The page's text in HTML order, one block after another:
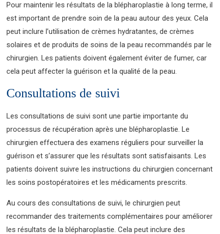
Pour maintenir les résultats de la blépharoplastie à long terme, il
est important de prendre soin de la peau autour des yeux. Cela
peut inclure l’utilisation de crèmes hydratantes, de crèmes
solaires et de produits de soins de la peau recommandés par le
chirurgien. Les patients doivent également éviter de fumer, car
cela peut affecter la guérison et la qualité de la peau.
Consultations de suivi
Les consultations de suivi sont une partie importante du
processus de récupération après une blépharoplastie. Le
chirurgien effectuera des examens réguliers pour surveiller la
guérison et s’assurer que les résultats sont satisfaisants. Les
patients doivent suivre les instructions du chirurgien concernant
les soins postopératoires et les médicaments prescrits.
Au cours des consultations de suivi, le chirurgien peut
recommander des traitements complémentaires pour améliorer
les résultats de la blépharoplastie. Cela peut inclure des